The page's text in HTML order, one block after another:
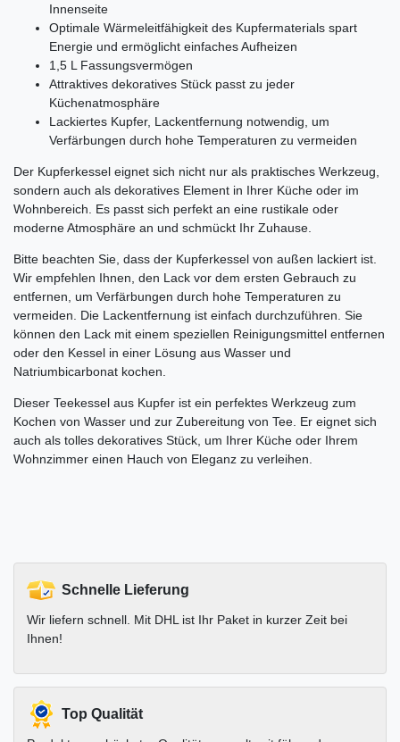
Innenseite
Optimale Wärmeleitfähigkeit des Kupfermaterials spart
Energie und ermöglicht einfaches Aufheizen
1,5 L Fassungsvermögen
Attraktives dekoratives Stück passt zu jeder
Küchenatmosphäre
Lackiertes Kupfer, Lackentfernung notwendig, um
Verfärbungen durch hohe Temperaturen zu vermeiden
Der Kupferkessel eignet sich nicht nur als praktisches Werkzeug,
sondern auch als dekoratives Element in Ihrer Küche oder im
Wohnbereich. Es passt sich perfekt an eine rustikale oder
moderne Atmosphäre an und schmückt Ihr Zuhause.
Bitte beachten Sie, dass der Kupferkessel von außen lackiert ist.
Wir empfehlen Ihnen, den Lack vor dem ersten Gebrauch zu
entfernen, um Verfärbungen durch hohe Temperaturen zu
vermeiden. Die Lackentfernung ist einfach durchzuführen. Sie
können den Lack mit einem speziellen Reinigungsmittel entfernen
oder den Kessel in einer Lösung aus Wasser und
Natriumbicarbonat kochen.
Dieser Teekessel aus Kupfer ist ein perfektes Werkzeug zum
Kochen von Wasser und zur Zubereitung von Tee. Er eignet sich
auch als tolles dekoratives Stück, um Ihrer Küche oder Ihrem
Wohnzimmer einen Hauch von Eleganz zu verleihen.
Schnelle Lieferung
Wir liefern schnell. Mit DHL ist Ihr Paket in kurzer Zeit bei
Ihnen!
Top Qualität